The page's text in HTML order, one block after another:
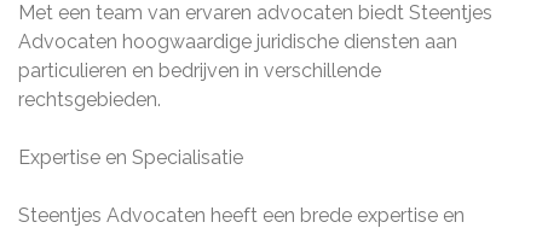
Met een team van ervaren advocaten biedt Steentjes
Advocaten hoogwaardige juridische diensten aan
particulieren en bedrijven in verschillende
rechtsgebieden.
Expertise en Specialisatie
Steentjes Advocaten heeft een brede expertise en